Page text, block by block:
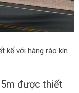
kế với hàng rào kín
được thiết